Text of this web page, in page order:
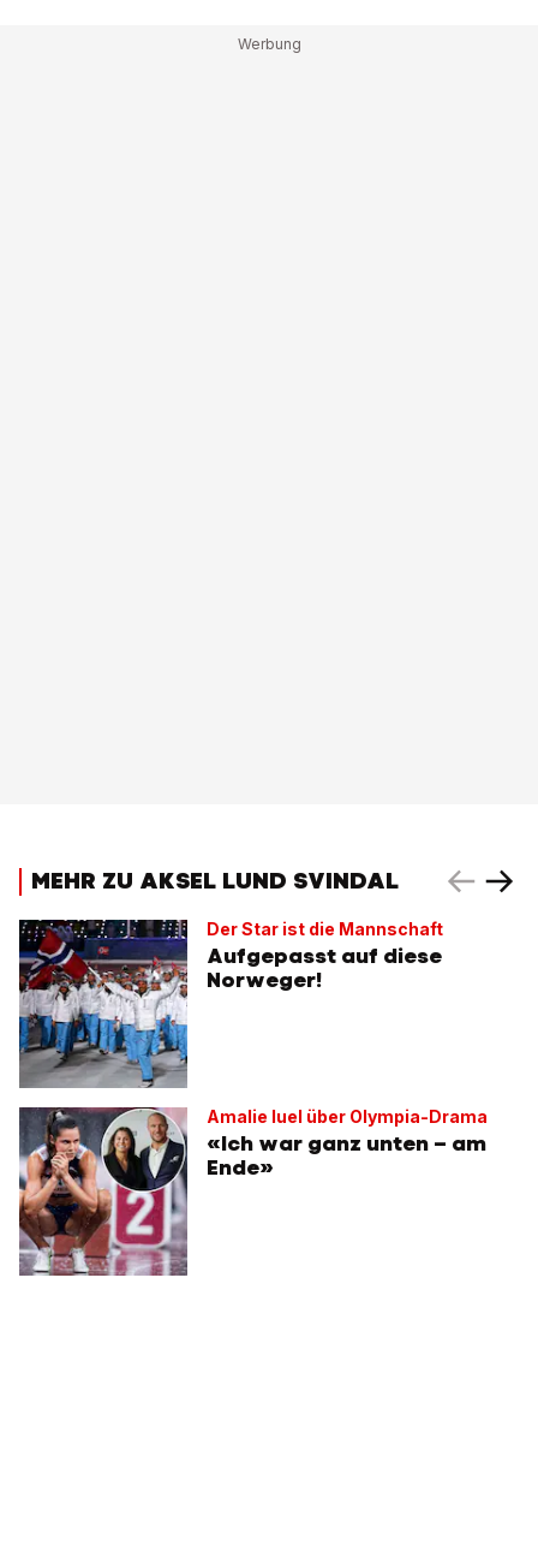
MEHR ZU AKSEL LUND SVINDAL
Der Star ist die Mannschaft
Aufgepasst auf diese
Norweger!
Amalie Iuel über Olympia-Drama
«Ich war ganz unten – am
Ende»